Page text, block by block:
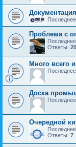
Проблема с
Ответы: 20
Много всего
Доска
Очередной
Ответы: 7